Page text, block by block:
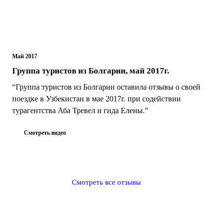
Май 2017
Группа туристов из Болгарии, май 2017г.
“Группа туристов из Болгарии оставила отзывы о своей
поездке в Узбекистан в мае 2017г. при содействии
турагентства Аба Тревел и гида Елены.”
Смотреть видео
Смотреть все отзывы